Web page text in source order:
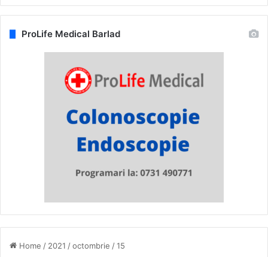
Home / 2021 /octombrie /15
ProLife Medical Barlad